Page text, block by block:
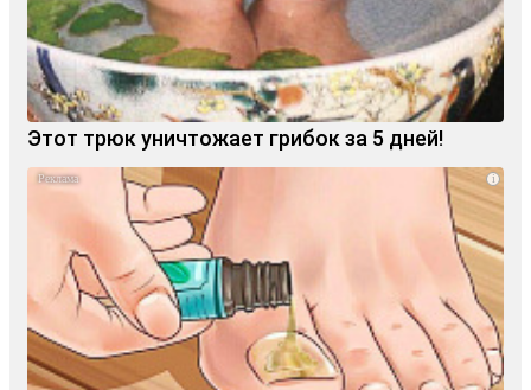
Этот трюк уничтожает грибок за 5 дней!
i